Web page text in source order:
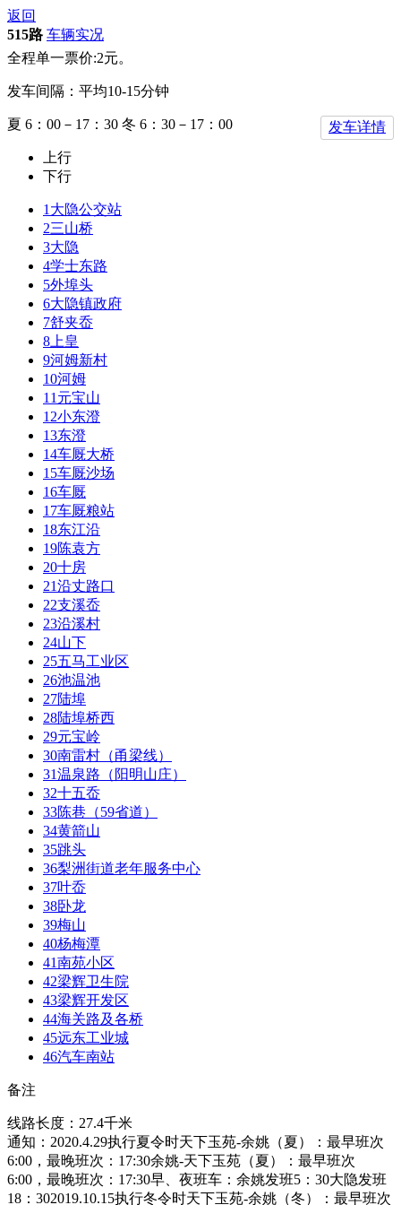
返回
515路 车辆实况
全程单一票价:2元。
发车间隔：平均10-15分钟
夏 6：00－17：30 冬 6：30－17：00
发车详情
上行
下行
1 大隐公交站
2三山桥
3大隐
4学士东路
5外埠头
6大隐镇政府
7舒夹岙
8 上皇
9河姆新村
10河姆
11 元宝山
12小东澄
13东澄
14车厩大桥
15车厩沙场
16车厩
17车厩粮站
18东江沿
19陈袁方
20十房
21沿丈路口
22支溪岙
23沿溪村
24山下
25五马工业区
26池温池
27陆埠
28陆埠桥西
29元宝岭
30南雷村（甬梁线）
31温泉路（阳明山庄）
32十五岙
33陈巷（59省道）
34黄箭山
35跳头
36梨洲街道老年服务中心
37叶岙
38卧龙
39梅山
40杨梅潭
41南苑小区
42梁辉卫生院
43梁辉开发区
44海关路及各桥
45远东工业城
46汽车南站
备注
线路长度：27.4千米
通知：2020.4.29执行夏令时天下玉苑-余姚（夏）：最早班次
6:00，最晚班次：17:30余姚-天下玉苑（夏）：最早班次
6:00，最晚班次：17:30早、夜班车：余姚发班5：30大隐发班
18：302019.10.15执行冬令时天下玉苑-余姚（冬）：最早班次